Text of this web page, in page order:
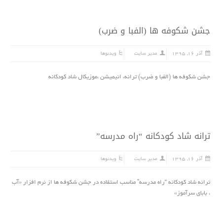
جشن شکوفه ها (الفبا و ضرب)
آذر ۱۶, ۱۳۹۵ مدیر سایت ویدئوها
جشن شکوفه ها (الفبا و ضرب) ترانه، انیمیشن ،موزیکال شاد کودکانه
ترانه شاد کودکانه “راه مدرسه”
آذر ۱۶, ۱۳۹۵ مدیر سایت ویدئوها
ترانه شاد کودکانه “راه مدرسه” مناسب استفاده در جشن شکوفه ها از نرم افزار «آب
، باباى سرآموز»